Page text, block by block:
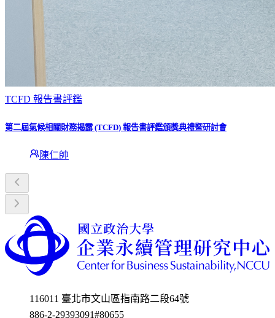
TCFD 報告書評鑑
第二屆氣候相關財務揭露 (TCFD) 報告書評鑑頒獎典禮暨研討會
陳仁帥
116011 臺北市文山區指南路二段64號
886-2-29393091#80655